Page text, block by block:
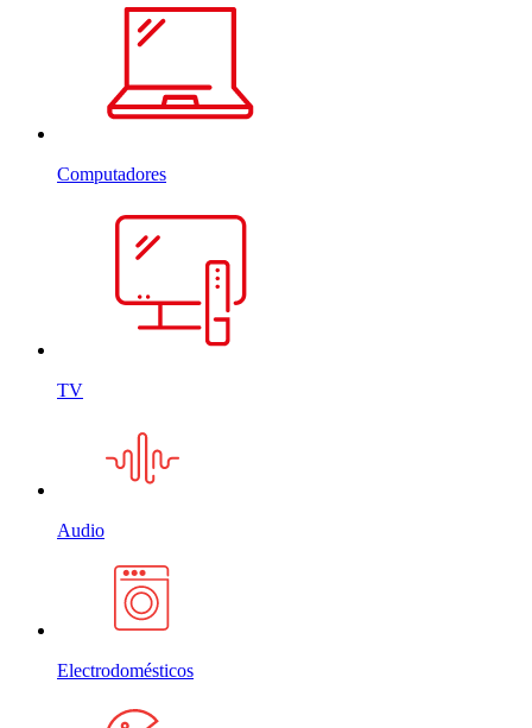
Computadores
TV
Audio
Electrodomésticos